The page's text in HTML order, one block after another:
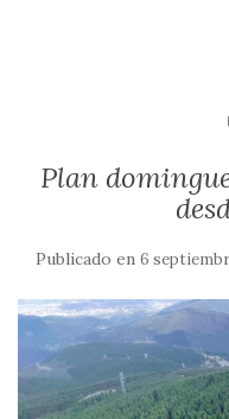
Plan
Publicado en 6